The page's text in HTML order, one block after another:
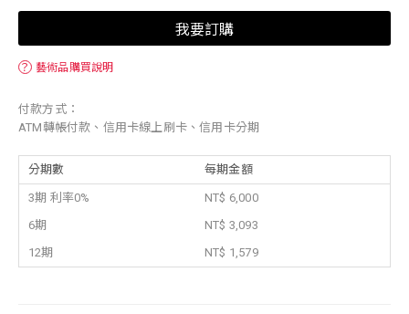
我要訂購
？ 藝術品購買說明
付款方式：
ATM轉帳付款、信用卡線上刷卡、信用卡分期
分期數 每期金額
3期 利率0%
NT$ 6,000
6期
NT$ 3,093
12期
NT$ 1,579